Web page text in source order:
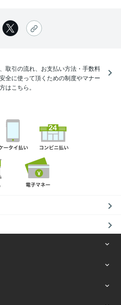
取引の流れ、お支払い方法・手数料
全に使って頂くための制度やマナー
はこちら。